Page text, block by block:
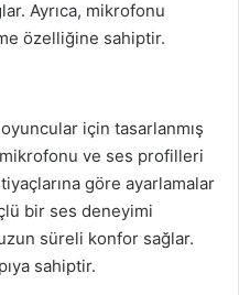
Ayrıca, mikrofonu
özelliğine sahiptir.
için tasarlanmış
ve ses profilleri
göre ayarlamalar
bir ses deneyimi
süreli konfor sağlar.
sahiptir.